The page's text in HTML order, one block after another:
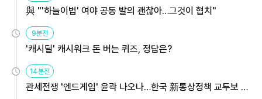
與 "'하늘이법' 여야 공동 발의 괜찮아…그것이 협치"
9분전
'캐시딜' 캐시워크 돈 버는 퀴즈, 정답은?
14분전
관세전쟁 '엔드게임' 윤곽 나오나…한국 新통상정책 교두보 활